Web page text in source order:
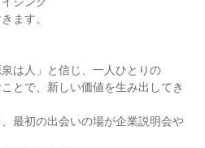
ます。
は人」と信じ、一人ひとりの
とで、新しい価値を生み出してき
最初の出会いの場が企業説明会や